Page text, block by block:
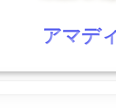
アマデ